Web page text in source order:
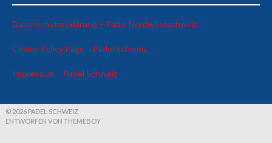
Datenschutzerklärung – Padel Nordwestschweiz:
Cookie Policy Page – Padel Schweiz:
Impressum – Padel Schweiz:
© 2026 PADEL SCHWEIZ
ENTWORFEN VON THEMEBOY